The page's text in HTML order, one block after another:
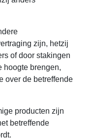
zijn, hetzij
of door stakingen
hoogte brengen,
over de betreffende
producten zijn
betreffende